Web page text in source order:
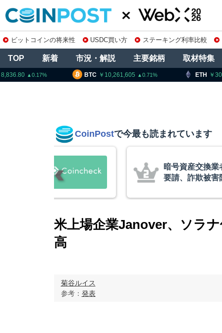
ビットコインの将来性 USDC買い方 ステーキング利率比較
TOP 新着 市況・解説 主要銘柄 取材特集
BTC 10,261,605 0.71 ETH 302,606.0 0.61
CoinPostで今最も読まれています
暗号資産交換
要請、詐欺被
米上場企業Janover、ソラ
高
菊谷ルイス
参考： 発表